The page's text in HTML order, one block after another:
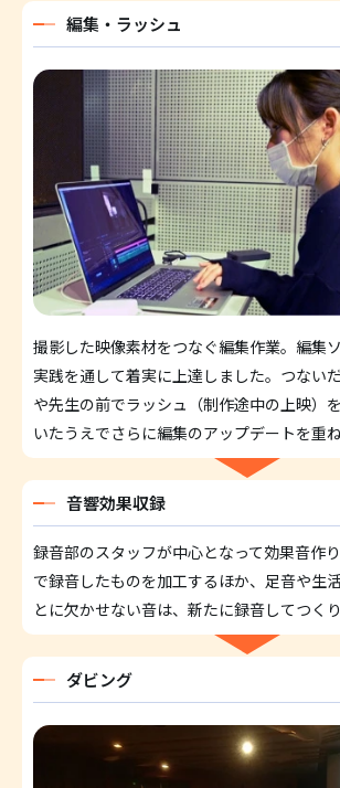
編集・ラッシュ
撮影した映像素材をつなぐ編集作業。編集
実践を通して着実に上達しました。つない
や先生の前でラッシュ（制作途中の上映）
いたうえでさらに編集のアップデートを重
音響効果収録
録音部のスタッフが中心となって効果音作
で録音したものを加工するほか、足音や生
とに欠かせない音は、新たに録音してつくり
ダビング